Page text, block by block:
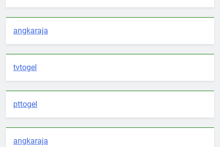
angkaraja
tvtogel
pttogel
angkaraja